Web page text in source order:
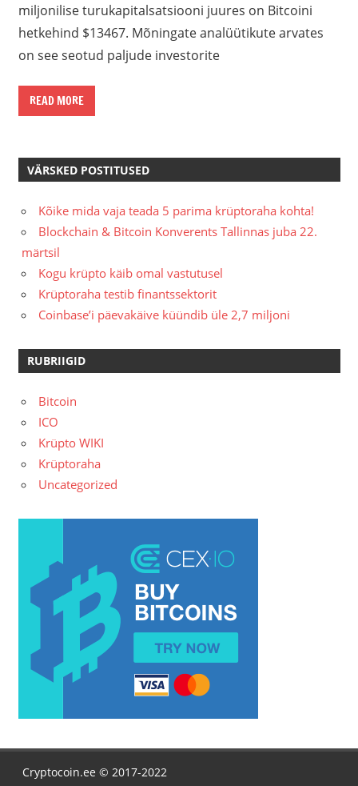
miljonilise turukapitalsatsiooni juures on Bitcoini
hetkehind $13467. Mõningate analüütikute arvates
on see seotud paljude investorite
READ MORE
VÄRSKED POSTITUSED
Kõike mida vaja teada 5 parima krüptoraha kohta!
Blockchain & Bitcoin Konverents Tallinnas juba 22.
märtsil
Kogu krüpto käib omal vastutusel
Krüptoraha testib finantssektorit
Coinbase’i päevakäive küündib üle 2,7 miljoni
RUBRIIGID
Bitcoin
ICO
Krüpto WIKI
Krüptoraha
Uncategorized
Cryptocoin.ee © 2017-2022